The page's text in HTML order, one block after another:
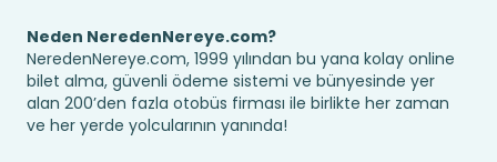
Neden NeredenNereye.com?
NeredenNereye.com, 1999 yılından bu yana kolay online
bilet alma, güvenli ödeme sistemi ve bünyesinde yer
alan 200’den fazla otobüs firması ile birlikte her zaman
ve her yerde yolcularının yanında!